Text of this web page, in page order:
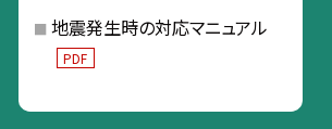
地震発生時の対応マニュアル
PDF